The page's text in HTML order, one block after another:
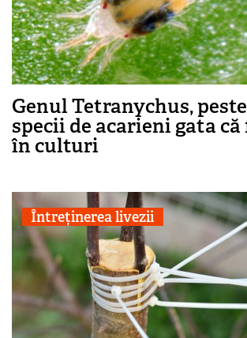
Genul Tetranychus, peste
specii de acarieni gata că
în culturi
Întreținerea livezii